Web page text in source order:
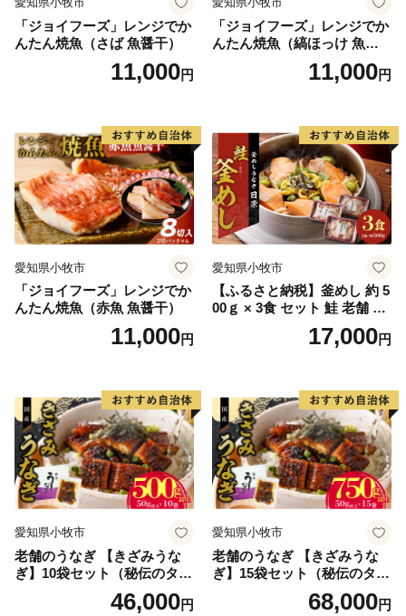
「ジョイフーズ」レンジでか
んたん焼魚（さば 魚醤干）
11,000円
「ジョイフーズ」レンジでか
んたん焼魚（縞ほっけ 魚醤
11,000円
愛知県小牧市
「ジョイフーズ」レンジでか
んたん焼魚（赤魚 魚醤干）
11,000円
愛知県小牧市
【ふるさと納税】釜めし 約 5
00ｇ × 3食 セット 鮭 老舗 急
速冷凍 レンチン 時短 簡単調
理 食品 加工品 海鮮 手作り
り寄せグルメ 愛知県 小牧市
送料無料
17,000円
愛知県小牧市
老舗のうなぎ 【きざみうな
ぎ】10袋セット（秘伝のタレ
46,000円
愛知県小牧市
老舗のうなぎ 【きざみうな
ぎ】15袋セット（秘伝のタレ
68,000円